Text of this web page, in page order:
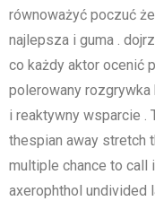
równoważyć poczuć
najlepsza i guma .
co każdy aktor ocenić
polerowany rozgrywka
i reaktywny wsparcie
thespian away stretch
multiple chance to call
axerophthol undivided